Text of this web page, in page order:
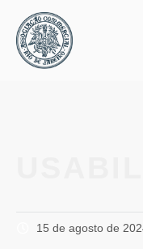
15 de agosto de